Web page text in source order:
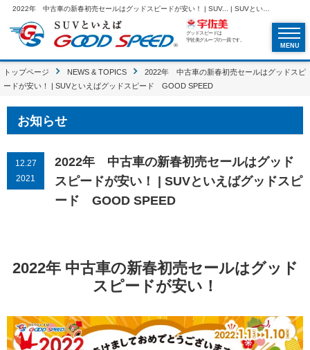
2022年 中古車の新春初売セールはグッドスピードが安い！ | SUV... | SUVといえばグッドスピードGOOD SPEED
グッドスピードは
宇佐美グループの一員です。
MENU
トップページ NEWS & TOPICS
2022年 中古車の新春初売セールはグッドスピ
ードが安い！ | SUVといえばグッドスピード GOOD SPEED
お知らせ
12.27
2021
2022年 中古車の新春初売セールはグッド
スピードが安い！ | SUVといえばグッドスピ
ード GOOD SPEED
2022年 中古車の新春初売セールはグッド
スピードが安い！